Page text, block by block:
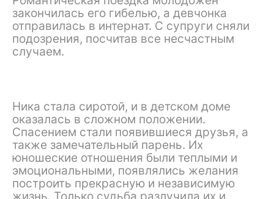
закончилась его гибелью, а девчонка
отправилась в интернат. С супруги сняли
подозрения, посчитав все несчастным
случаем.
Ника стала сиротой, и в детском доме
оказалась в сложном положении.
Спасением стали появившиеся друзья, а
также замечательный парень. Их
юношеские отношения были теплыми и
эмоциональными, появлялись желания
построить прекрасную и независимую